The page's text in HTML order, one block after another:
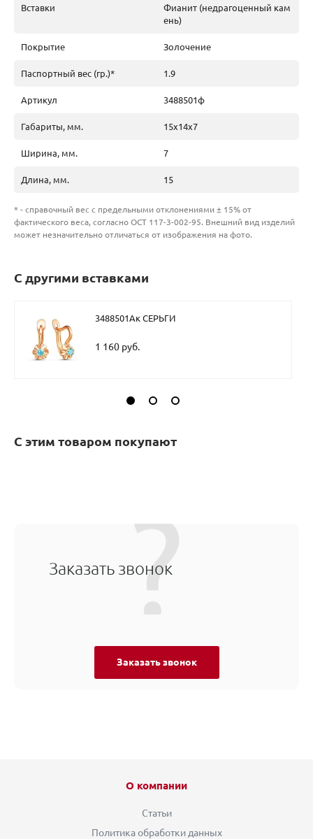
Вставки
Фианит (недрагоценный кам
ень)
Покрытие Золочение
Паспортный вес (гр.)* 1.9
Артикул 3488501ф
Габариты, мм. 15х14х7
Ширина, мм. 7
Длина, мм. 15
* - справочный вес с предельными отклонениями ± 15% от
фактического веса, согласно ОСТ 117-3-002-95. Внешний вид изделий
может незначительно отличаться от изображения на фото.
С другими вставками
3488501Ак СЕРЬГИ
1 160 руб.
С этим товаром покупают
Заказать звонок
Заказать звонок
О компании
Статьи
Политика обработки данных